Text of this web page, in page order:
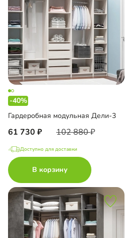
-40%
Гардеробная модульная Дели-3
61 730 102 880
Доступно для доставки
В корзину